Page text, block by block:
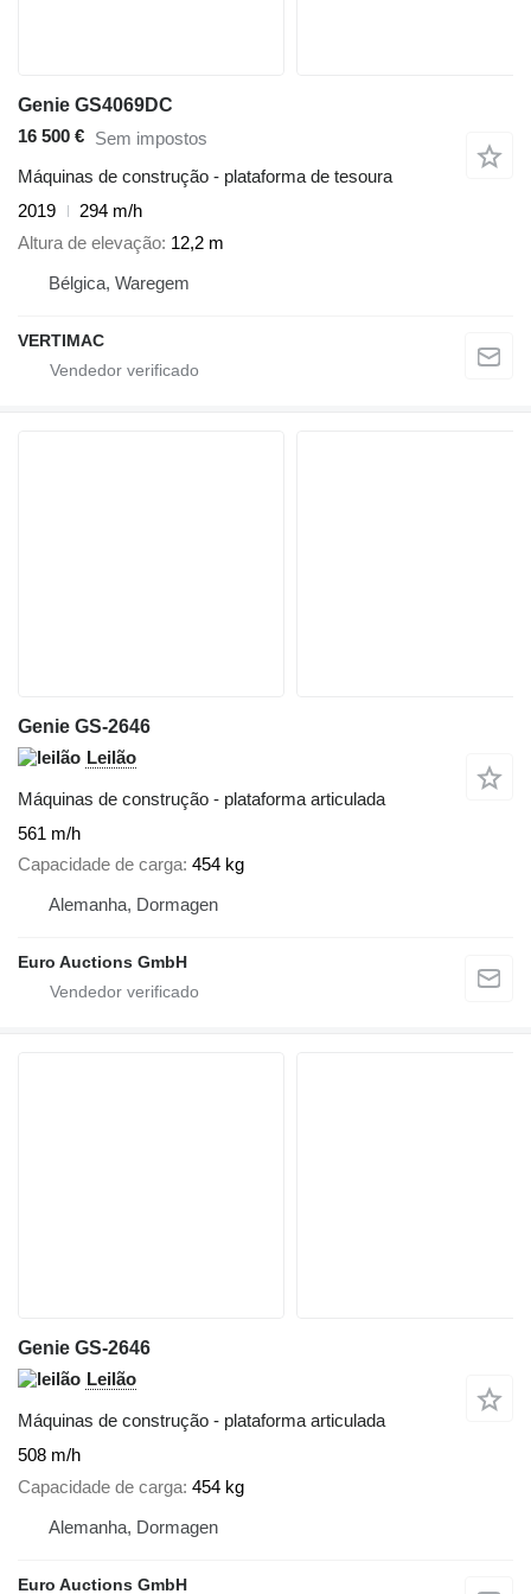
Genie GS4069DC
16 500 € Sem impostos
Máquinas de construção - plataforma de tesoura
2019
294 m/h
Altura de elevação 12,2 m
Bélgica, Waregem
VERTIMAC
Genie GS-2646
Leilão
Máquinas de construção - plataforma articulada
561 m/h
Capacidade de carga 454 kg
Alemanha, Dormagen
Euro Auctions GmbH
Genie GS-2646
Leilão
Máquinas de construção - plataforma articulada
508 m/h
Capacidade de carga 454 kg
Alemanha, Dormagen
Euro Auctions GmbH